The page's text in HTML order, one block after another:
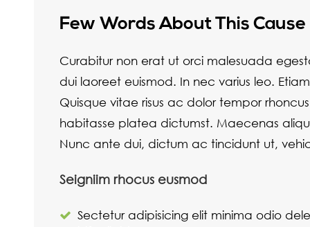
Few Words About This Cause
Curabitur non erat ut orci malesuada
dui laoreet euismod. In nec varius leo.
Quisque vitae risus ac dolor tempor
habitasse platea dictumst. Maecenas
Nunc ante dui, dictum ac tincidunt ut,
Seigniim rhocus eusmod
Sectetur adipisicing elit minima odio